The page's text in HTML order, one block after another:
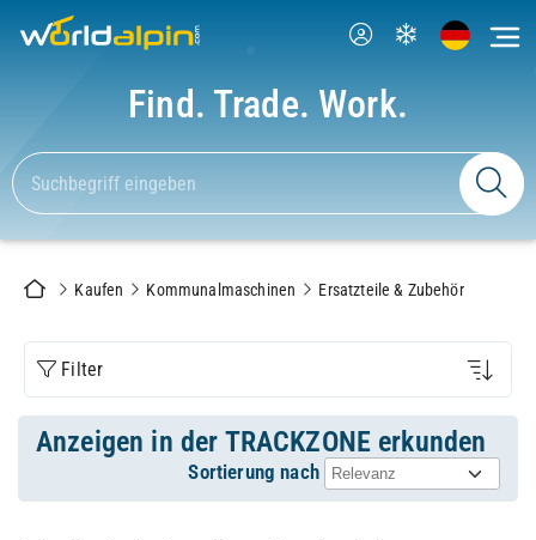
Find. Trade. Work.
Kaufen Kommunalmaschinen Ersatzteile & Zubehör
Filter
Anzeigen in der TRACKZONE erkunden
Sortierung nach